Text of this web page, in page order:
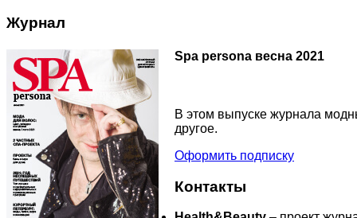
Журнал
Spa persona весна 2021
В этом выпуске журнала
другое.
Оформить подписку
Контакты